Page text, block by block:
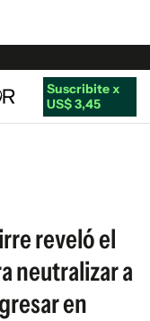
Suscribite x
US$ 3,45
reveló el
neutralizar a
en